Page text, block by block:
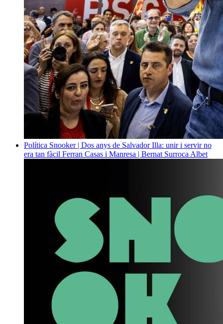
Política Snooker | Dos anys de Salvador Illa: unir i servir no
era tan fàcil Ferran Casas i Manresa | Bernat Surroca Albet